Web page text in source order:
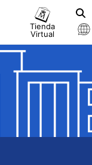
Tienda
Virtual